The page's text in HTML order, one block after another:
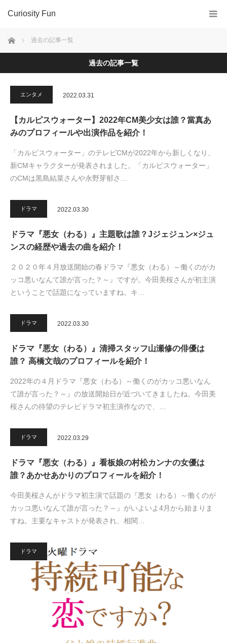
Curiosity Fun
ホーム 過去の記事一覧
過去の記事一覧
エンタメ 2022.03.31
【カルピスウォーター】2022年CM美少女は誰？當真あ
みのプロフィールや出演作品を紹介！
「カルピスウォーター」のテレビCMが2022年から新しくなり、
新CMキャラクターが発表されました。「カルピスウォーター」
のCMは黒島結菜さんや永野芽郁さ…
ドラマ 2022.03.30
ドラマ『悪女（わる）』主題歌は誰？Jジェジュン×ジュ
ンスの経歴や過去の曲を紹介！
２０２０年４月放送開始の春ドラマ『悪女（わる）～働くのがカ
ッコ悪いなんて誰が言った？～』ですが。今田美桜さんが初主演
ということで話題になっていますね。キ…
ドラマ 2022.03.30
ドラマ『悪女（わる）』清掃スタッフ山瀬修の俳優は
誰？ 高橋文哉のプロフィールを紹介！
2022年の４月ドラマ『悪女（わる）～働くのがカッコ悪いなん
て誰が言った？～』の放送開始日が近づいてきましたね。今田美
桜さんの待望のテレビドラマ初主演作なので、…
ドラマ 2022.03.29
ドラマ『悪女（わる）』看板娘の村松カンナの女優は
誰？あかせあかりのプロフィールを紹介！
今田美桜さんがドラマ初主演で話題の『悪女（わる）～働くのが
カッコ悪いなんて誰が言った？～』がいよいよ4月から始まりま
すね。主要なキャストが発表され、相関…
ドラマ